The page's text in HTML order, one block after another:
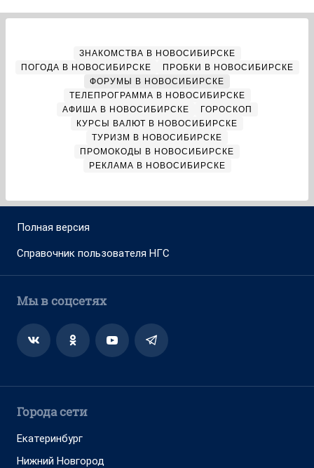
ЗНАКОМСТВА В НОВОСИБИРСКЕ
ПОГОДА В НОВОСИБИРСКЕ
ПРОБКИ В НОВОСИБИРСКЕ
ФОРУМЫ В НОВОСИБИРСКЕ
ТЕЛЕПРОГРАММА В НОВОСИБИРСКЕ
АФИША В НОВОСИБИРСКЕ
ГОРОСКОП
КУРСЫ ВАЛЮТ В НОВОСИБИРСКЕ
ТУРИЗМ В НОВОСИБИРСКЕ
ПРОМОКОДЫ В НОВОСИБИРСКЕ
РЕКЛАМА В НОВОСИБИРСКЕ
Полная версия
Справочник пользователя НГС
Мы в соцсетях
Города сети
Екатеринбург
Нижний Новгород